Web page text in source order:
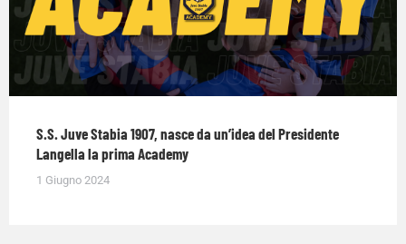
S.S. Juve Stabia 1907, nasce da un’idea del Presidente
Langella la prima Academy
1 Giugno 2024